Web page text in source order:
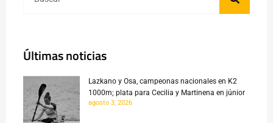
Últimas noticias
Lazkano y Osa, campeonas nacionales en K2
1000m; plata para Cecilia y Martinena en júnior
agosto 3, 2026